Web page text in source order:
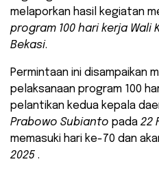
melaporkan hasil kegiatan
program 100 hari kerja Wali
Bekasi.
Permintaan ini disampaikan
pelaksanaan program 100
pelantikan kedua kepala
Prabowo Subianto pada 22
memasuki hari ke-70 dan
2025 .